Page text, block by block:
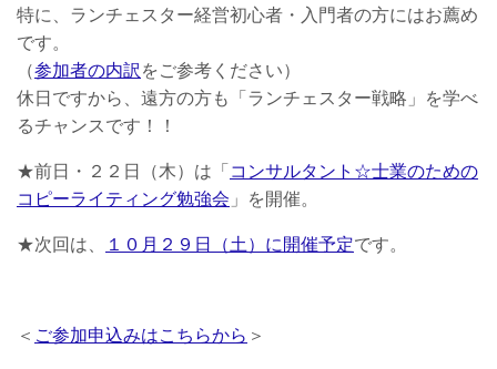
特に、ランチェスター経営初心者・入門者の方にはお薦め
です。
（参加者の内訳 をご参考ください）
休日ですから、遠方の方も「ランチェスター戦略」を学べ
るチャンスです！！
★前日・２２日（木）は「 コンサルタント☆士業のための
コピーライティング勉強会 」を開催。
★次回は、 １０月２９日（土）に開催予定です。
＜ ご参加申込みはこちらから ＞